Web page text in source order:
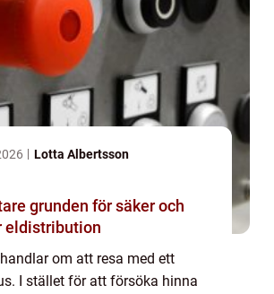
Lotta Albertsson
och
eldistribution
om att resa med ett
I stället för att försöka hinna